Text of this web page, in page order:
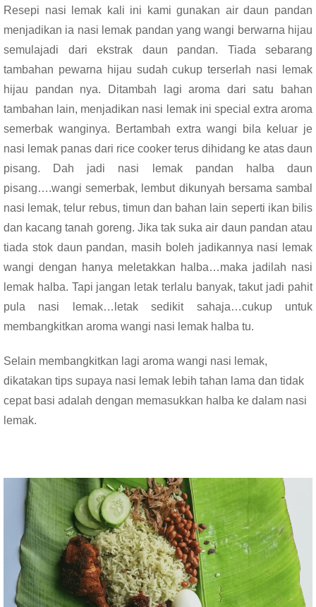
Resepi nasi lemak kali ini kami gunakan air daun pandan
menjadikan ia nasi lemak pandan yang wangi berwarna hijau
semulajadi dari ekstrak daun pandan. Tiada sebarang
tambahan pewarna hijau sudah cukup terserlah nasi lemak
hijau pandan nya. Ditambah lagi aroma dari satu bahan
tambahan lain, menjadikan nasi lemak ini special extra aroma
semerbak wanginya. Bertambah extra wangi bila keluar je
nasi lemak panas dari rice cooker terus dihidang ke atas daun
pisang. Dah jadi nasi lemak pandan halba daun
pisang….wangi semerbak, lembut dikunyah bersama sambal
nasi lemak, telur rebus, timun dan bahan lain seperti ikan bilis
dan kacang tanah goreng. Jika tak suka air daun pandan atau
tiada stok daun pandan, masih boleh jadikannya nasi lemak
wangi dengan hanya meletakkan halba…maka jadilah nasi
lemak halba. Tapi jangan letak terlalu banyak, takut jadi pahit
pula nasi lemak…letak sedikit sahaja…cukup untuk
membangkitkan aroma wangi nasi lemak halba tu.
Selain membangkitkan lagi aroma wangi nasi lemak,
dikatakan tips supaya nasi lemak lebih tahan lama dan tidak
cepat basi adalah dengan memasukkan halba ke dalam nasi
lemak.